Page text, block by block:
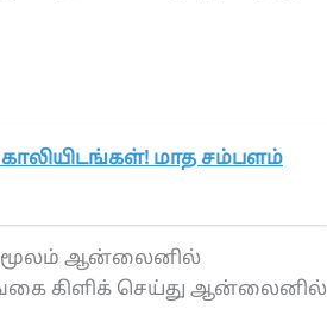
காலியிடங்கள்! மாத சம்பளம்
மூலம் ஆன்லைனில்
கிளிக் செய்து ஆன்லைனில்